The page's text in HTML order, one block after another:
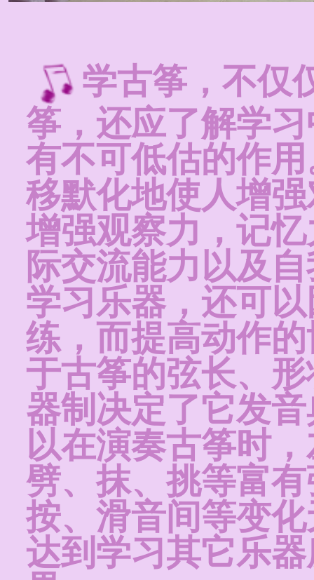
学古筝，不仅
筝，还应了解学
有不可低估的作
移默化地使人增
增强观察力，记
际交流能力以及
学习乐器，还可
练，而提高动作
于古筝的弦长、
器制决定了它发
以在演奏古筝时
劈、抹、挑等富
按、滑音间等变
达到学习其它乐